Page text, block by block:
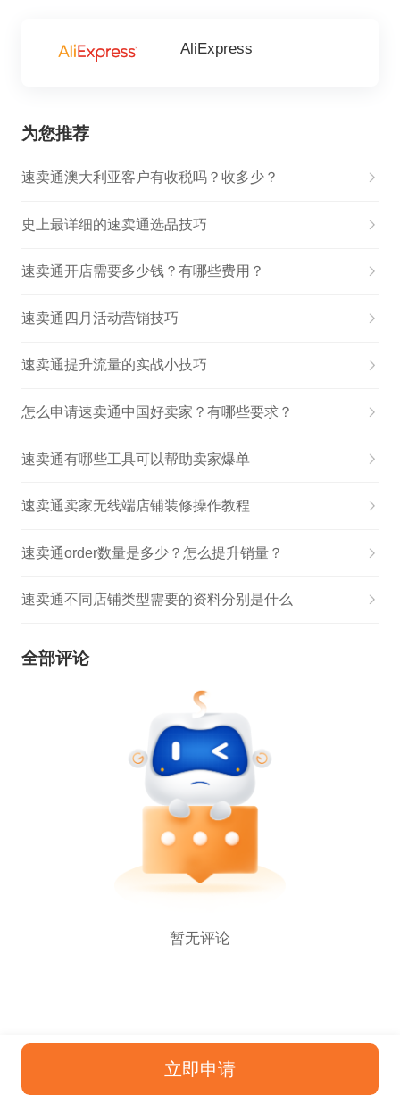
AliExpress
为您推荐
速卖通澳大利亚客户有收税吗？收多少？
史上最详细的速卖通选品技巧
速卖通开店需要多少钱？有哪些费用？
速卖通四月活动营销技巧
速卖通提升流量的实战小技巧
怎么申请速卖通中国好卖家？有哪些要求？
速卖通有哪些工具可以帮助卖家爆单
速卖通卖家无线端店铺装修操作教程
速卖通order数量是多少？怎么提升销量？
速卖通不同店铺类型需要的资料分别是什么
全部评论
暂无评论
立即申请